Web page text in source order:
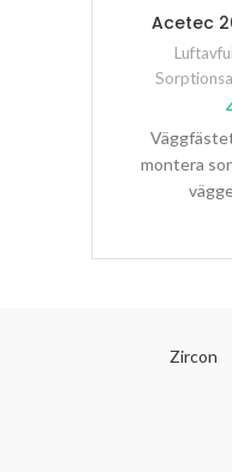
Acetec
montera
Zircon